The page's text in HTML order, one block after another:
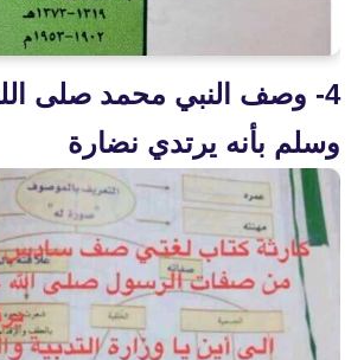
4- وصف النبي محمد صلى
وسلم بأنه يرتدي نضارة